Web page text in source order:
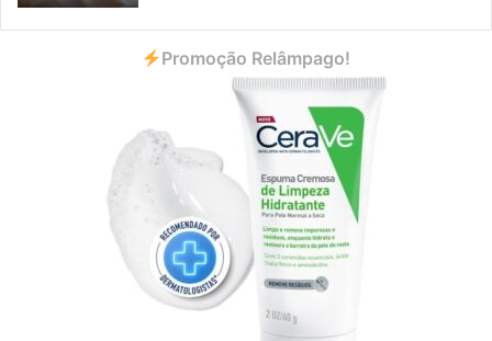
Promoção Relâmpago!